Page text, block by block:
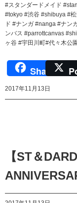
#スタンダードメイド
#tokyo #渋谷 #shibuya #
ド #ナンガ #nanga #ナン
ンバス #parrottcanvas
ヶ谷 #宇田川町#代々木公
Share
2017年11月13日
【ST＆